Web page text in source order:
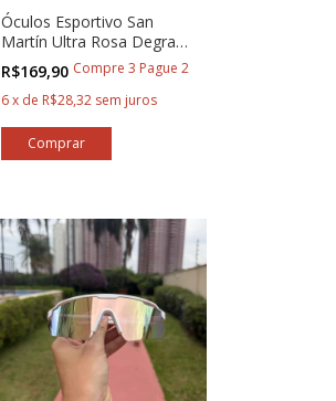
Óculos Esportivo San
Martín Ultra Rosa Degradê
com lente Rosa
R$169,90 Compre 3 Pague 2
6x de R$28,32 sem juros